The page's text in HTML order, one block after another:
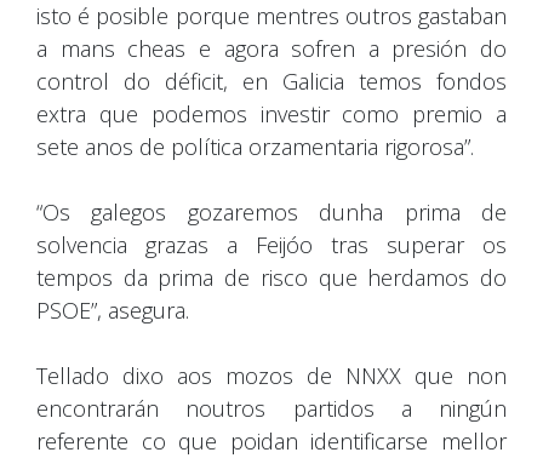
isto é posible porque mentres outros gastaban
a mans cheas e agora sofren a presión do
control do déficit, en Galicia temos fondos
extra que podemos investir como premio a
sete anos de política orzamentaria rigorosa”.
“Os galegos gozaremos dunha prima de
solvencia grazas a Feijóo tras superar os
tempos da prima de risco que herdamos do
PSOE”, asegura.
Tellado dixo aos mozos de NNXX que non
encontrarán noutros partidos a ningún
referente co que poidan identificarse mellor